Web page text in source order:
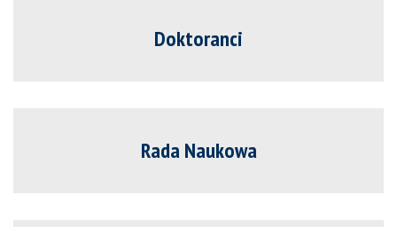
Doktoranci
Rada Naukowa